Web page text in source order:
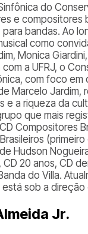
do
e
bandas. Ao
como
Monica
com a UFRJ, o
com foco
Marcelo Jardim,
e a riqueza da
que mais
Compositores
Hudson
, CD20 anos, CD
do Villa.
sob a
Jr.